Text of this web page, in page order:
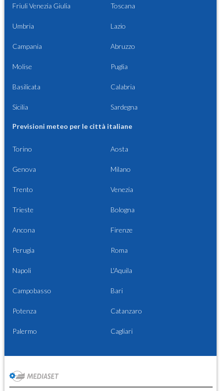
Friuli Venezia Giulia Toscana
Umbria Lazio
Campania Abruzzo
Molise Puglia
Basilicata Calabria
Sicilia Sardegna
Previsioni meteo per le città italiane
Torino Aosta
Genova Milano
Trento Venezia
Trieste Bologna
Ancona Firenze
Perugia Roma
Napoli L'Aquila
Campobasso Bari
Potenza Catanzaro
Palermo Cagliari